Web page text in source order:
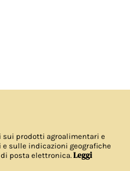
prodotti agroalimentari e
e sulle indicazioni geografiche
posta elettronica.Leggi